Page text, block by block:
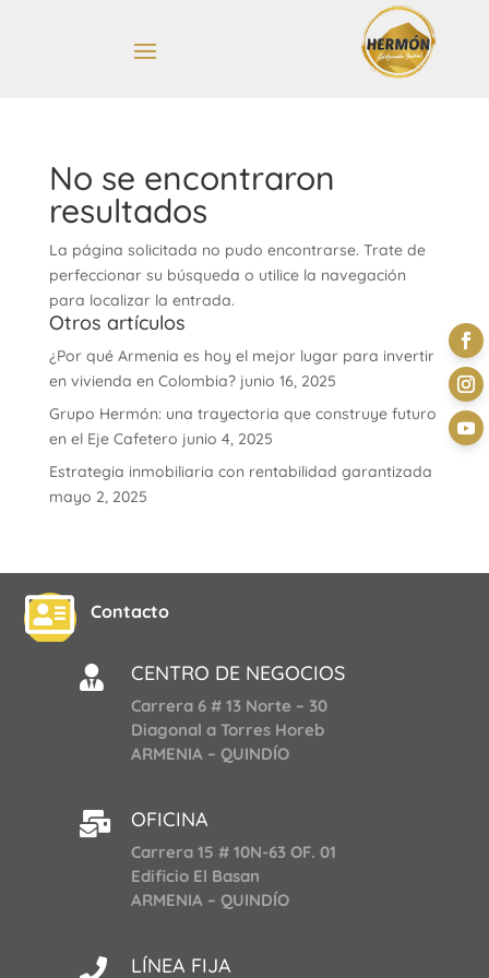
No se encontraron
resultados
La página solicitada no pudo encontrarse. Trate de
perfeccionar su búsqueda o utilice la navegación
para localizar la entrada.
Otros artículos
¿Por qué Armenia es hoy el mejor lugar para invertir
en vivienda en Colombia? junio 16, 2025
Grupo Hermón: una trayectoria que construye futuro
en el Eje Cafetero junio 4, 2025
Estrategia inmobiliaria con rentabilidad garantizada
mayo 2, 2025
 Contacto
 CENTRO DE NEGOCIOS
Carrera 6 # 13 Norte – 30
Diagonal a Torres Horeb
ARMENIA – QUINDÍO
 OFICINA
Carrera 15 # 10N-63 OF. 01
Edificio El Basan
ARMENIA – QUINDÍO
 LÍNEA FIJA